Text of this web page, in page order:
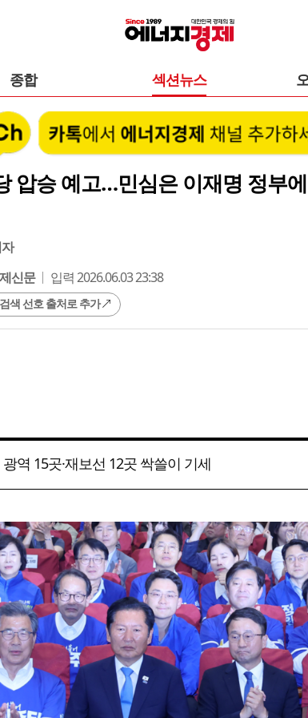
종합 섹션뉴스
압승 예고…민심은 이재명 정부
신문
입력 2026.06.03 23:38
색 선호 출처로 추가
역 15곳·재보선 12곳 싹쓸이 기세